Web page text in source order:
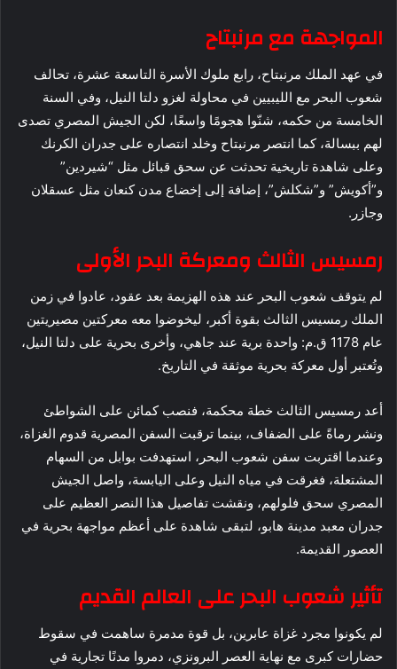
المواجهة مع مرنبتاح
في عهد الملك مرنبتاح، رابع ملوك الأسرة التاسعة عشرة، تحالف
شعوب البحر مع الليبيين في محاولة لغزو دلتا النيل، وفي السنة
الخامسة من حكمه، شنّوا هجومًا واسعًا، لكن الجيش المصري تصدى
لهم ببسالة، كما انتصر مرنبتاح وخلد انتصاره على جدران الكرنك
وعلى شاهدة تاريخية تحدثت عن سحق قبائل مثل “شيردين”
و”أكويش” و”شكلش”، إضافة إلى إخضاع مدن كنعان مثل عسقلان
وجازر.
رمسيس الثالث ومعركة البحر الأولى
لم يتوقف شعوب البحر عند هذه الهزيمة بعد عقود، عادوا في زمن
الملك رمسيس الثالث بقوة أكبر، ليخوضوا معه معركتين مصيريتين
عام 1178 ق.م: واحدة برية عند جاهي، وأخرى بحرية على دلتا النيل،
وتُعتبر أول معركة بحرية موثقة في التاريخ.
أعد رمسيس الثالث خطة محكمة، فنصب كمائن على الشواطئ
ونشر رماةً على الضفاف، بينما ترقبت السفن المصرية قدوم الغزاة،
وعندما اقتربت سفن شعوب البحر، استهدفت بوابل من السهام
المشتعلة، فغرقت في مياه النيل وعلى اليابسة، واصل الجيش
المصري سحق فلولهم، ونقشت تفاصيل هذا النصر العظيم على
جدران معبد مدينة هابو، لتبقى شاهدة على أعظم مواجهة بحرية في
العصور القديمة.
تأثير شعوب البحر على العالم القديم
لم يكونوا مجرد غزاة عابرين، بل قوة مدمرة ساهمت في سقوط
حضارات كبرى مع نهاية العصر البرونزي، دمروا مدنًا تجارية في